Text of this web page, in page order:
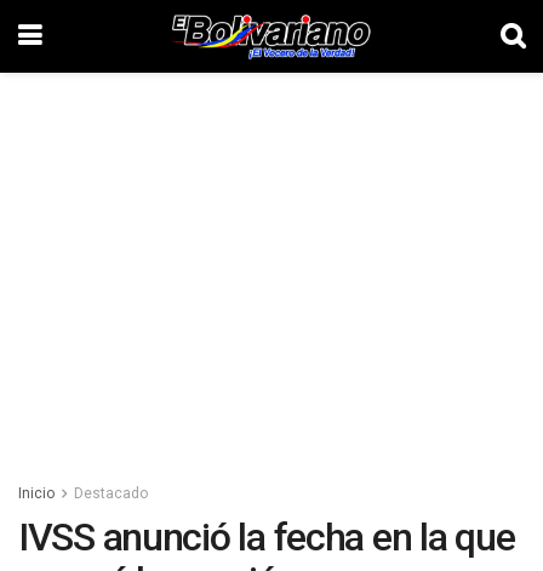
Inicio Destacado
IVSS anunció la fecha en la que